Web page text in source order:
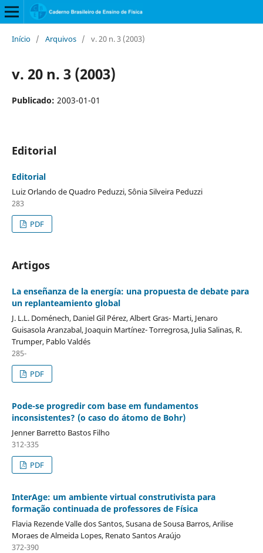
Início / Arquivos / v. 20 n. 3 (2003)
v. 20 n. 3 (2003)
Publicado: 2003-01-01
Editorial
Editorial
Luiz Orlando de Quadro Peduzzi, Sônia Silveira Peduzzi
283
PDF
Artigos
La enseñanza de la energía: una propuesta de debate para
un replanteamiento global
J. L.L. Doménech, Daniel Gil Pérez, Albert Gras- Marti, Jenaro
Guisasola Aranzabal, Joaquin Martínez- Torregrosa, Julia Salinas, R.
Trumper, Pablo Valdés
285-
PDF
Pode-se progredir com base em fundamentos
inconsistentes? (o caso do átomo de Bohr)
Jenner Barretto Bastos Filho
312-335
PDF
InterAge: um ambiente virtual construtivista para
formação continuada de professores de Física
Flavia Rezende Valle dos Santos, Susana de Sousa Barros, Arilise
Moraes de Almeida Lopes, Renato Santos Araújo
372-390